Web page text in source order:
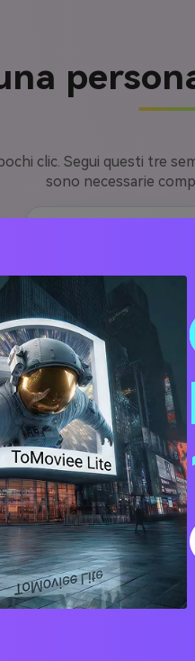
clic. Segui questi tre
sono necessarie
Carica le tue
Carica la foto
l'immagine della
aggiungere. Puoi
prompt AI per
posa, oppure
dalla nostra libreria
abbinare
2 Aggiungi
fotografico